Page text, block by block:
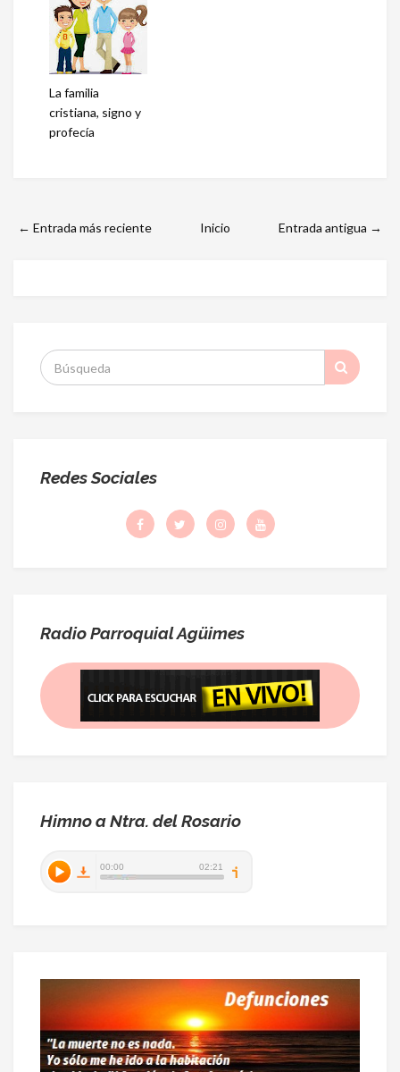
La familia
cristiana, signo y
profecía
← Entrada más reciente Entrada antigua →
Inicio
S
:
Redes Sociales
Radio Parroquial Agüimes
Himno a Ntra. del Rosario